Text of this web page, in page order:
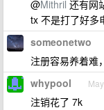
@Mithril 还有网
tx 不是打了好多
someonetwo
注册容易养着难
whypool
注销花了 7k